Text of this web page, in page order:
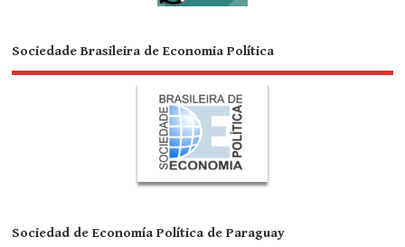
Sociedade Brasileira de Economia Política
Sociedad de Economía Política de Paraguay